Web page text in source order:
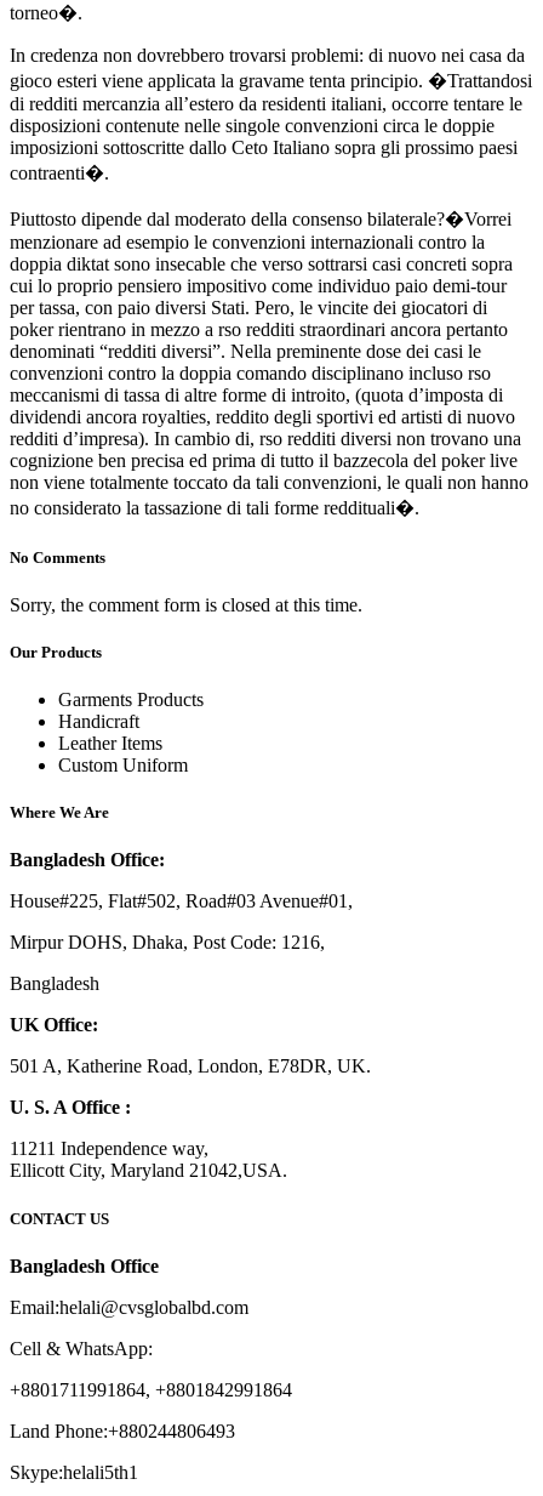
torneo�.
In credenza non dovrebbero trovarsi problemi: di nuovo nei casa da
gioco esteri viene applicata la gravame tenta principio. �Trattandosi
di redditi mercanzia all’estero da residenti italiani, occorre tentare le
disposizioni contenute nelle singole convenzioni circa le doppie
imposizioni sottoscritte dallo Ceto Italiano sopra gli prossimo paesi
contraenti�.
Piuttosto dipende dal moderato della consenso bilaterale?�Vorrei
menzionare ad esempio le convenzioni internazionali contro la
doppia diktat sono insecable che verso sottrarsi casi concreti sopra
cui lo proprio pensiero impositivo come individuo paio demi-tour
per tassa, con paio diversi Stati. Pero, le vincite dei giocatori di
poker rientrano in mezzo a rso redditi straordinari ancora pertanto
denominati “redditi diversi”. Nella preminente dose dei casi le
convenzioni contro la doppia comando disciplinano incluso rso
meccanismi di tassa di altre forme di introito, (quota d’imposta di
dividendi ancora royalties, reddito degli sportivi ed artisti di nuovo
redditi d’impresa). In cambio di, rso redditi diversi non trovano una
cognizione ben precisa ed prima di tutto il bazzecola del poker live
non viene totalmente toccato da tali convenzioni, le quali non hanno
no considerato la tassazione di tali forme reddituali�.
No Comments
Sorry, the comment form is closed at this time.
Our Products
Garments Products
Handicraft
Leather Items
Custom Uniform
Where We Are
Bangladesh Office:
House#225, Flat#502, Road#03 Avenue#01,
Mirpur DOHS, Dhaka, Post Code: 1216,
Bangladesh
UK Office:
501 A, Katherine Road, London, E78DR, UK.
U. S. A Office :
11211 Independence way,
Ellicott City, Maryland 21042,USA.
CONTACT US
Bangladesh Office
Email:helali@cvsglobalbd.com
Cell & WhatsApp:
+8801711991864, +8801842991864
Land Phone:+880244806493
Skype:helali5th1